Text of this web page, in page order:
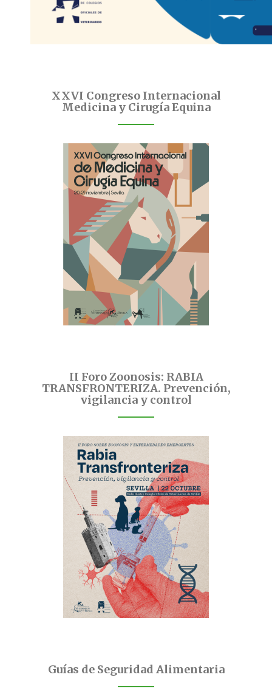
XXVI Congreso Internacional
Medicina y Cirugía Equina
II Foro Zoonosis: RABIA
TRANSFRONTERIZA. Prevención,
vigilancia y control
Guías de Seguridad Alimentaria